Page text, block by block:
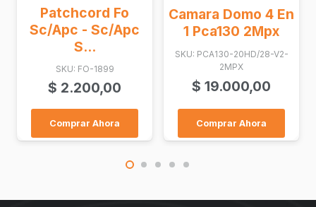
Fo
- Sc/Apc
SKU: FO-1899
2.200,00
Ahora
Camara Domo 4 En
1 Pca130 2Mpx
SKU: PCA130-20HD/28-V2-
19.000,00
Comprar Ahora
Link